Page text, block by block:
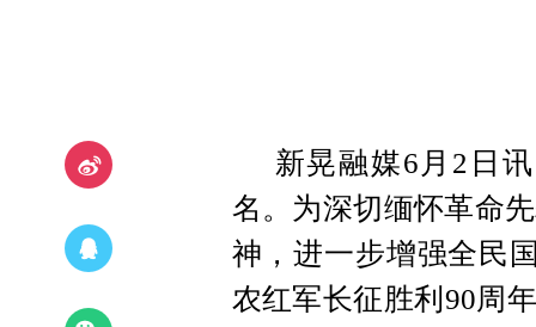
新晃融媒6月2日
名。为深切缅怀革命
神，进一步增强全民
农红军长征胜利90周